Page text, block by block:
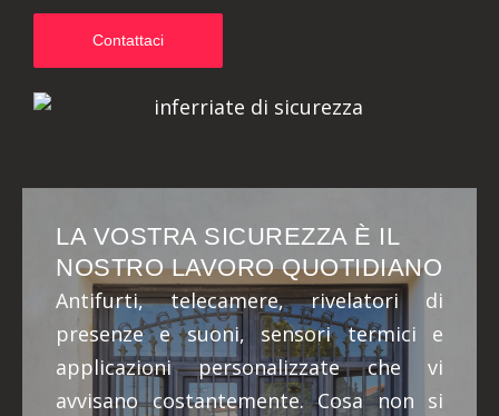
Contattaci
LA VOSTRA SICUREZZA È IL
NOSTRO LAVORO QUOTIDIANO
Antifurti, telecamere, rivelatori di
presenze e suoni, sensori termici e
applicazioni personalizzate che vi
avvisano costantemente. Cosa non si